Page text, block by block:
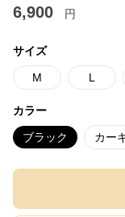
6,900 円
サイズ
M L
カラー
ブラック カー